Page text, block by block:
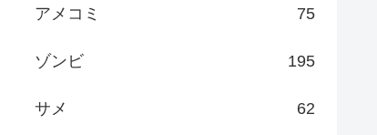
アメコミ 75
ゾンビ 195
サメ 62